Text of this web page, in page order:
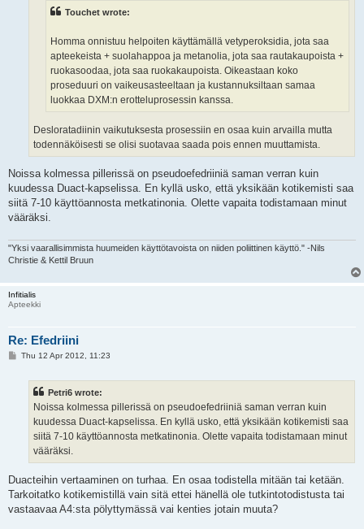
Touchet wrote:
Homma onnistuu helpoiten käyttämällä vetyperoksidia, jota saa
apteekeista + suolahappoa ja metanolia, jota saa rautakaupoista +
ruokasoodaa, jota saa ruokakaupoista. Oikeastaan koko
proseduuri on vaikeusasteeltaan ja kustannuksiltaan samaa
luokkaa DXM:n erotteluprosessin kanssa.
Desloratadiinin vaikutuksesta prosessiin en osaa kuin arvailla mutta
todennäköisesti se olisi suotavaa saada pois ennen muuttamista.
Noissa kolmessa pillerissä on pseudoefedriiniä saman verran kuin
kuudessa Duact-kapselissa. En kyllä usko, että yksikään kotikemisti saa
siitä 7-10 käyttöannosta metkatinonia. Olette vapaita todistamaan minut
vääräksi.
"Yksi vaarallisimmista huumeiden käyttötavoista on niiden poliittinen käyttö." -Nils
Christie & Kettil Bruun
Infitialis
Apteekki
Re: Efedriini
PThu 12 Apr 2012, 11:23
Petri6 wrote:
Noissa kolmessa pillerissä on pseudoefedriiniä saman verran kuin
kuudessa Duact-kapselissa. En kyllä usko, että yksikään kotikemisti saa
siitä 7-10 käyttöannosta metkatinonia. Olette vapaita todistamaan minut
vääräksi.
Duacteihin vertaaminen on turhaa. En osaa todistella mitään tai ketään.
Tarkoitatko kotikemistillä vain sitä ettei hänellä ole tutkintotodistusta tai
vastaavaa A4:sta pölyttymässä vai kenties jotain muuta?